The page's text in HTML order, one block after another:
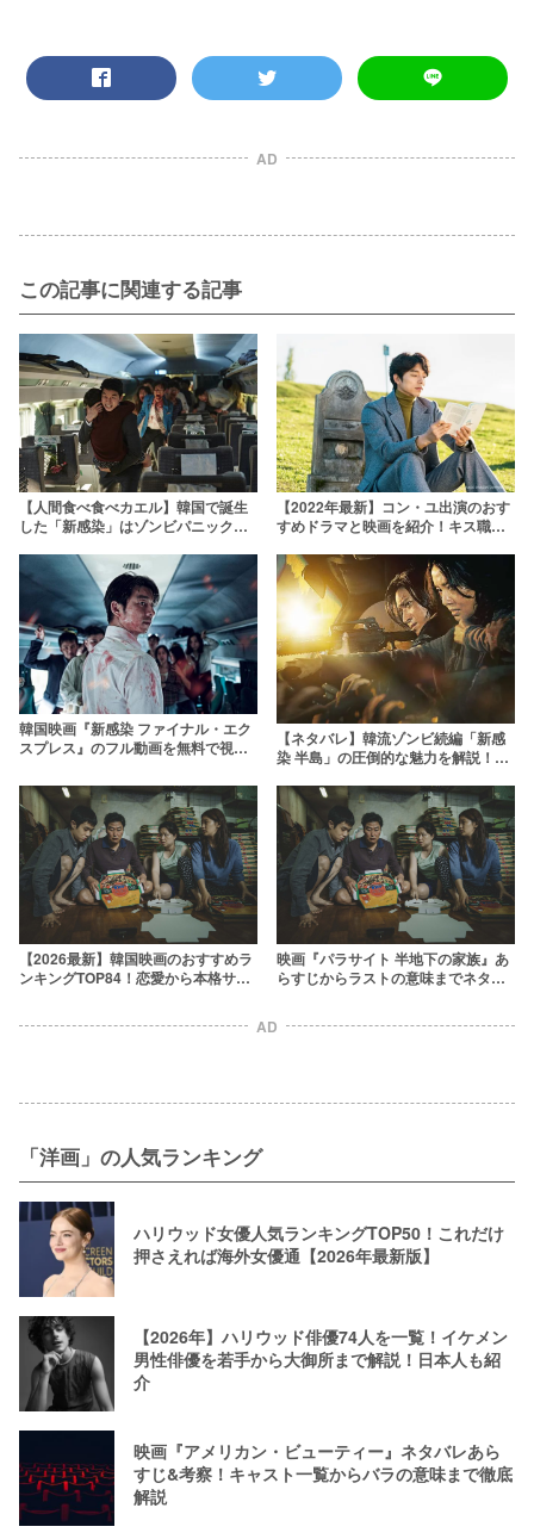
AD
この記事に関連する記事
【人間食べ食べカエル】韓国で誕生
した「新感染」はゾンビパニック人
【2022年最新】コン・ユ出演のおす
すめドラマと映画を紹介！キス職人
韓国映画『新感染 ファイナル・エク
スプレス』のフル動画を無料で視聴
【ネタバレ】韓流ゾンビ続編「新感
染 半島」の圧倒的な魅力を解説！ウ
【2026最新】韓国映画のおすすめラ
ンキングTOP84！恋愛から本格サス
映画『パラサイト 半地下の家族』あ
らすじからラストの意味までネタバ
AD
「洋画」の人気ランキング
ハリウッド女優人気ランキングTOP50！これだけ
押さえれば海外女優通【2026年最新版】
【2026年】ハリウッド俳優74人を一覧！イケメン
男性俳優を若手から大御所まで解説！日本人も紹
介
映画『アメリカン・ビューティー』ネタバレあら
すじ&考察！キャスト一覧からバラの意味まで徹底
解説